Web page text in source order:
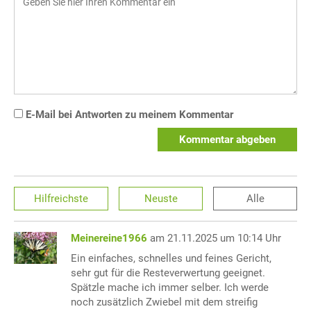
E-Mail bei Antworten zu meinem Kommentar
Kommentar abgeben
Hilfreichste Neuste Alle
Meinereine1966 am 21.11.2025 um 10:14 Uhr
Ein einfaches, schnelles und feines Gericht,
sehr gut für die Resteverwertung geeignet.
Spätzle mache ich immer selber. Ich werde
noch zusätzlich Zwiebel mit dem streifig